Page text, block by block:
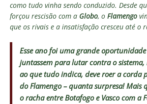
como tudo vinha sendo conduzido. Desde
forçou rescisão com a Globo, o Flamengo
que os rivais e a insatisfação cresceu até o
Esse ano foi uma grande
juntassem para lutar contra o sistema,
ao que tudo indica, deve roer a corda
do Flamengo – quanta surpresa! Mais
o racha entre Botafogo e Vasco com a